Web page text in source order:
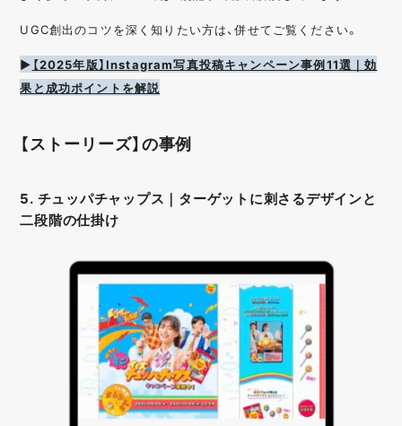
UGC創出のコツを深く知りたい方は、併せてご覧ください。
▶︎ 【2025年版】Instagram写真投稿キャンペーン事例11選｜効
果と成功ポイントを解説
【ストーリーズ】の事例
5. チュッパチャップス｜ターゲットに刺さるデザインと
二段階の仕掛け